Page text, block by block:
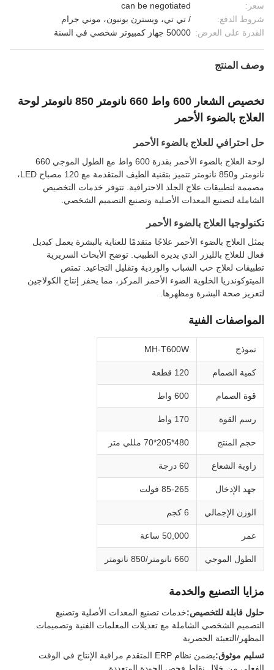
سعر:
can be negotiated
شروط الدفع:
/ تي تي، ويسترن يونيون، موني جرام
القدرة على العرض: 50000 جهاز كمبيوتر شخصي في السنة
وصف المنتج
تخصيص الشعار 600 واط 660 نانومتر 850 نانومتر لوحة
العلاج بالضوء الأحمر
حل احترافي للعلاج بالضوء الأحمر
لوحة العلاج بالضوء الأحمر بقدرة 600 واط مع الطول الموجي 660
نانومتر و850 نانومتر تتميز بتقنية الطيف المتقدمة مع 120 مصباح LED،
مصممة لتطبيقات علاج الجلد الاحترافية. تتوفر خدمات التخصيص
الشاملة لتصنيع المعدات الأصلية وتصنيع التصميم الشخصي.
تكنولوجيا العلاج بالضوء الأحمر
يمثل العلاج بالضوء الأحمر علاجًا متقدمًا للعناية بالبشرة يعمل كبديل
فعال للعلاج بالليزر الذي يديره الطبيب. توضح الأبحاث السريرية
تطبيقات لعلاج حب الشباب والوردية وتقليل التجاعيد. تمتص
الميتوكوندريا الخلوية الضوء الأحمر المركز، مما يحفز إنتاج الكولاجين
لتعزيز صحة البشرة ومظهرها.
المواصفات الفنية
نموذج MH-T600W
كمية الصمام 120 قطعة
قوة الصمام 600 واط
رسم القوة 170 واط
حجم المنتج 480*205*70 مللي متر
زاوية الشعاع 60 درجة
جهد الإدخال 85-265 فولت
الوزن الإجمالي 6 كجم
عمر 50,000 ساعة
الطول الموجي 660 نانومتر/850 نانومتر
مزايا التصنيع والخدمة
حلول قابلة للتخصيص:خدمات تصنيع المعدات الأصلية وتصنيع
التصميم الشخصي الشاملة مع تعديلات المعلمات الفنية وتصميمات
المظهر/التعبئة الحصرية
تسليم موثوق:
يضمن نظام ERP المتقدم مراقبة الإنتاج في الوقت